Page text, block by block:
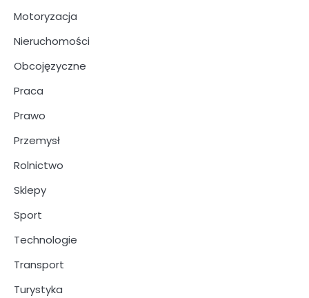
Motoryzacja
Nieruchomości
Obcojęzyczne
Praca
Prawo
Przemysł
Rolnictwo
Sklepy
Sport
Technologie
Transport
Turystyka